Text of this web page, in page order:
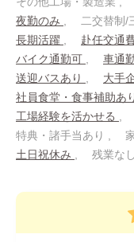
夜勤のみ
二交替制/
長期活躍
赴任交通
バイク通勤可
車通
送迎バスあり
大手
社員食堂・食事補助あ
工場経験を活かせる
特典・諸手当あり
土日祝休み
残業なし